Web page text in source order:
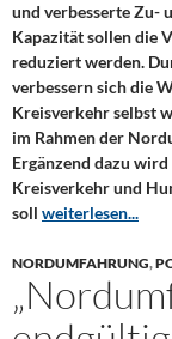
und verbesserte Zu-
Kapazität sollen die
reduziert werden.
verbessern sich die
Kreisverkehr selbst
im Rahmen der
Ergänzend dazu
Kreisverkehr und
soll weiterlesen...
NORDUMFAHRUNG,